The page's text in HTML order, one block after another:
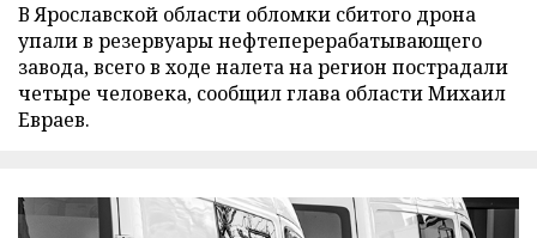
В Ярославской области обломки сбитого дрона
упали в резервуары нефтеперерабатывающего
завода, всего в ходе налета на регион пострадали
четыре человека, сообщил глава области Михаил
Евраев.